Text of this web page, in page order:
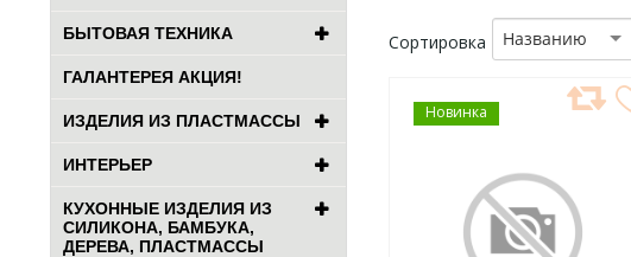
БЫТОВАЯ ТЕХНИКА
ГАЛАНТЕРЕЯ АКЦИЯ!
ИЗДЕЛИЯ ИЗ ПЛАСТМАССЫ
ИНТЕРЬЕР
КУХОННЫЕ ИЗДЕЛИЯ ИЗ
СИЛИКОНА, БАМБУКА,
ДЕРЕВА, ПЛАСТМАССЫ
Сортировка Названию
Новинка
ДОБАВИТЬ
В